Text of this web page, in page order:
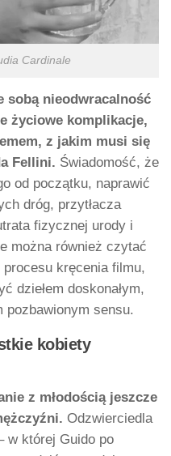
Cardinale
sobą nieodwracalność
życiowe komplikacje,
z jakim musi się
Fellini. Świadomość, że
od początku, naprawić
dróg, przytłacza
fizycznej urody i
można również czytać
kręcenia filmu,
dziełem doskonałym,
pozbawionym sensu.
kobiety
z młodością jeszcze
Odzwierciedla
w której Guido po